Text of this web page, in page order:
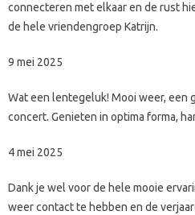
connecteren met elkaar en de rust
de hele vriendengroep Katrijn.
9 mei 2025
Wat een lentegeluk! Mooi weer, een
concert. Genieten in optima forma,
4 mei 2025
Dank je wel voor de hele mooie
weer contact te hebben en de